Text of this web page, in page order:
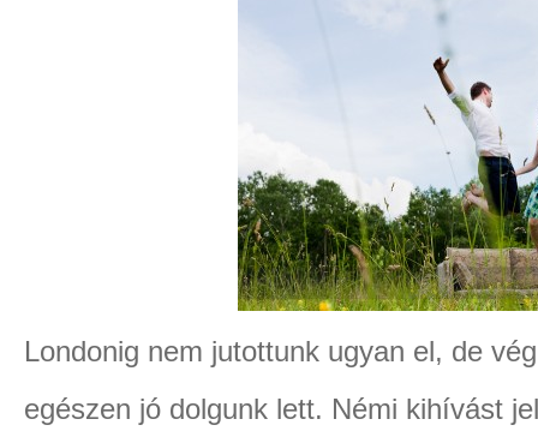
Londonig nem jutottunk ugyan el, de
egészen jó dolgunk lett. Némi kihívást